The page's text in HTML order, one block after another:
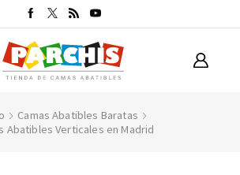
Camas Abatibles Baratas
Abatibles Verticales en Madrid